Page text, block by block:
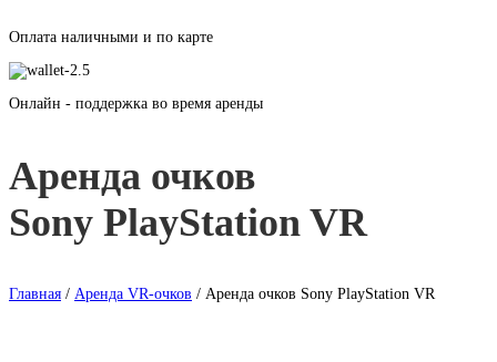
Оплата наличными и по карте
Онлайн - поддержка во время аренды
Аренда очков
Sony PlayStation VR
Главная / Аренда VR-очков / Аренда очков Sony PlayStation VR